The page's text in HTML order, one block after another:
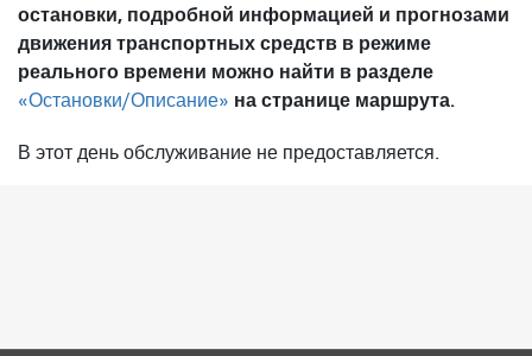
остановки, подробной информацией и прогнозами
движения транспортных средств в режиме
реального времени можно найти в разделе
«Остановки/Описание» на странице маршрута.
В этот день обслуживание не предоставляется.